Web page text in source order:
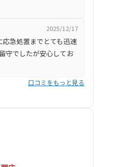
2025/12/17
応急処置までとても迅速
守でしたが安心してお
口コミをもっと見る